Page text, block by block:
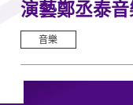
演藝鄭丞泰
音樂